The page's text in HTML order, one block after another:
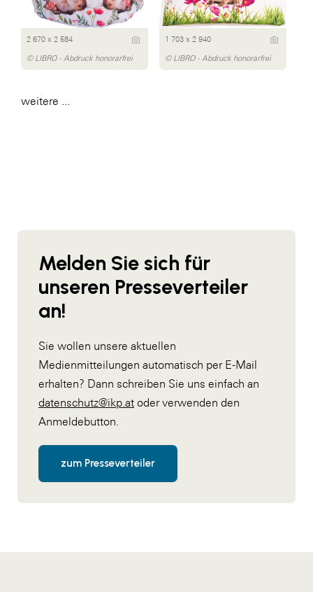
2 670 x 2 584
© LIBRO - Abdruck honorarfrei
1 703 x 2 940
© LIBRO - Abdruck honorarfrei
weitere ...
Melden Sie sich für
unseren Presseverteiler
an!
Sie wollen unsere aktuellen
Medienmitteilungen automatisch per E-Mail
erhalten? Dann schreiben Sie uns einfach an
datenschutz@ikp.at oder verwenden den
Anmeldebutton.
zum Presseverteiler